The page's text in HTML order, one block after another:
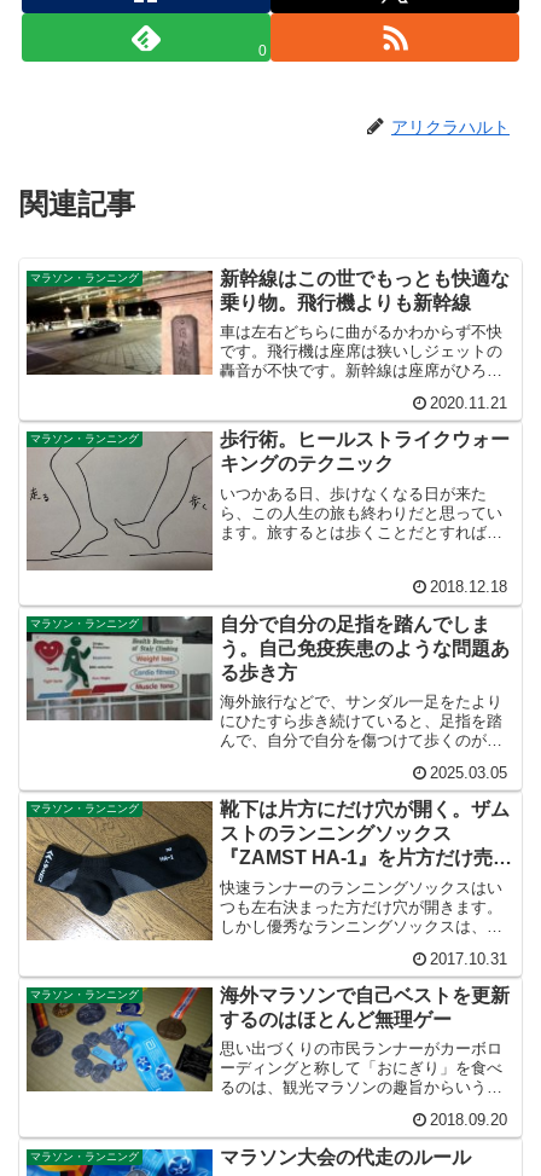
0
アリクラハルト
関連記事
マラソン・ランニング
新幹線はこの世でもっとも快適な
乗り物。飛行機よりも新幹線
車は左右どちらに曲がるかわからず不快
です。飛行機は座席は狭いしジェットの
轟音が不快です。新幹線は座席がひろい
定で眠れるし、駅弁はうまいし、ワゴン
サービスまで来るし、これほど快適な乗
り物は他にないのではないでしょうか。
2020.11.21
マラソン・ランニング
歩行術。ヒールストライクウォー
キングのテクニック
いつかある日、歩けなくなる日が来た
ら、この人生の旅も終わりだと思ってい
ます。旅するとは歩くことだとすれば、
2018.12.18
マラソン・ランニング
自分で自分の足指を踏んでしま
う。自己免疫疾患のような問題あ
る歩き方
海外旅行などで、サンダル一足をたより
にひたすら歩き続けていると、足指を踏
んで、自分で自分を傷つけて歩くのがつ
疫疾患のような足指のトラブルをかかえ
ている人って、ほかにいますか？
2025.03.05
マラソン・ランニング
靴下は片方にだけ穴が開く。ザム
ストのランニングソックス
『ZAMST HA-1』を片方だけ売っ
てくれと会社に掛け合ってみた結
果
快速ランナーのランニングソックスはい
つも左右決まった方だけ穴が開きます。
しかし優秀なランニングソックスは、完
たことになります。左右に使い回しでき
ないということは、穴の開いた左足ソッ
クスを捨てると、右足のソックスばかり
が手元に残ってしまうのです。
2017.10.31
マラソン・ランニング
海外マラソンで自己ベストを更新
するのはほとんど無理ゲー
思い出づくりの市民ランナーがカーボロ
ーディングと称して「おにぎり」を食べ
るのは、観光マラソンの趣旨からいうと
キングが一切できません。海外マラソン
で自己ベストを更新するのはほとんど無
理ゲーです
2018.09.20
マラソン・ランニング マラソン大会の代走のルール